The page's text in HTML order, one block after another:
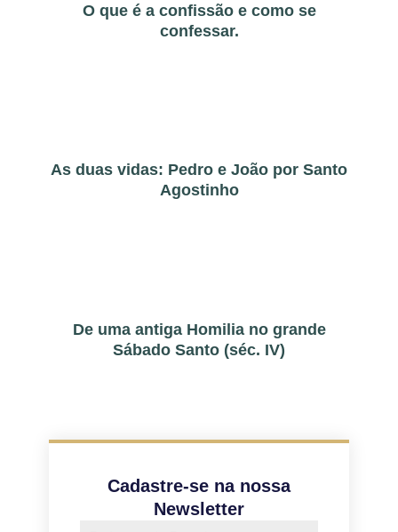
O que é a confissão e como se
confessar.
As duas vidas: Pedro e João por Santo
Agostinho
De uma antiga Homilia no grande
Sábado Santo (séc. IV)
Cadastre-se na nossa
Newsletter